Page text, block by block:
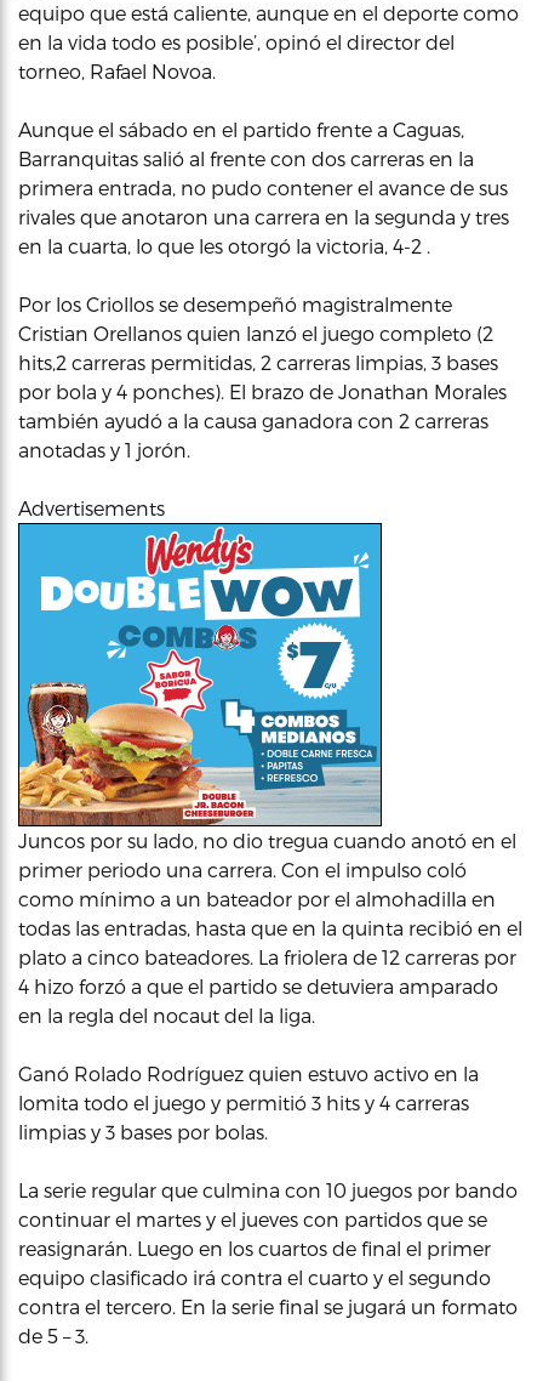
equipo que está caliente, aunque en el deporte como
en la vida todo es posible’, opinó el director del
torneo, Rafael Novoa.
Aunque el sábado en el partido frente a Caguas,
Barranquitas salió al frente con dos carreras en la
primera entrada, no pudo contener el avance de sus
rivales que anotaron una carrera en la segunda y tres
en la cuarta, lo que les otorgó la victoria, 4-2 .
Por los Criollos se desempeñó magistralmente
Cristian Orellanos quien lanzó el juego completo (2
hits,2 carreras permitidas, 2 carreras limpias, 3 bases
por bola y 4 ponches). El brazo de Jonathan Morales
también ayudó a la causa ganadora con 2 carreras
anotadas y 1 jorón.
Advertisements
Juncos por su lado, no dio tregua cuando anotó en el
primer periodo una carrera. Con el impulso coló
como mínimo a un bateador por el almohadilla en
todas las entradas, hasta que en la quinta recibió en el
plato a cinco bateadores. La friolera de 12 carreras por
4 hizo forzó a que el partido se detuviera amparado
en la regla del nocaut del la liga.
Ganó Rolado Rodríguez quien estuvo activo en la
lomita todo el juego y permitió 3 hits y 4 carreras
limpias y 3 bases por bolas.
La serie regular que culmina con 10 juegos por bando
continuar el martes y el jueves con partidos que se
reasignarán. Luego en los cuartos de final el primer
equipo clasificado irá contra el cuarto y el segundo
contra el tercero. En la serie final se jugará un formato
de 5 – 3.